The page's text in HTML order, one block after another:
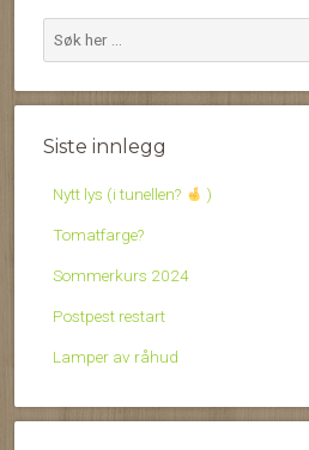
Siste innlegg
Nytt lys (i tunellen? )
Tomatfarge?
Sommerkurs 2024
Postpest restart
Lamper av råhud